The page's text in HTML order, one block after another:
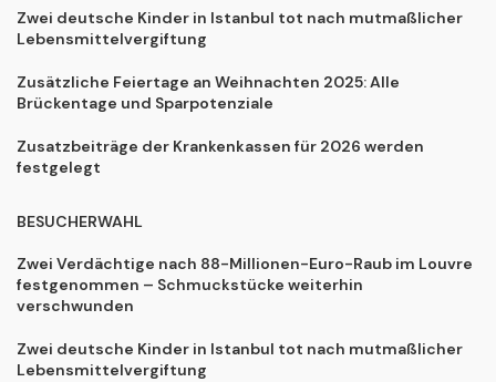
Zwei deutsche Kinder in Istanbul tot nach mutmaßlicher
Lebensmittelvergiftung
Zusätzliche Feiertage an Weihnachten 2025: Alle
Brückentage und Sparpotenziale
Zusatzbeiträge der Krankenkassen für 2026 werden
festgelegt
BESUCHERWAHL
Zwei Verdächtige nach 88-Millionen-Euro-Raub im Louvre
festgenommen – Schmuckstücke weiterhin
verschwunden
Zwei deutsche Kinder in Istanbul tot nach mutmaßlicher
Lebensmittelvergiftung